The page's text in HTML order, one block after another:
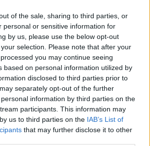
of the sale, sharing to third parties, or
personal or sensitive information for
by us, please use the below opt-out
selection. Please note that after your
you may continue seeing
based on personal information utilized by
disclosed to third parties prior to
separately opt-out of the further
information by third parties on the
participants. This information may
us to third parties on the IAB’s List of
that may further disclose it to other